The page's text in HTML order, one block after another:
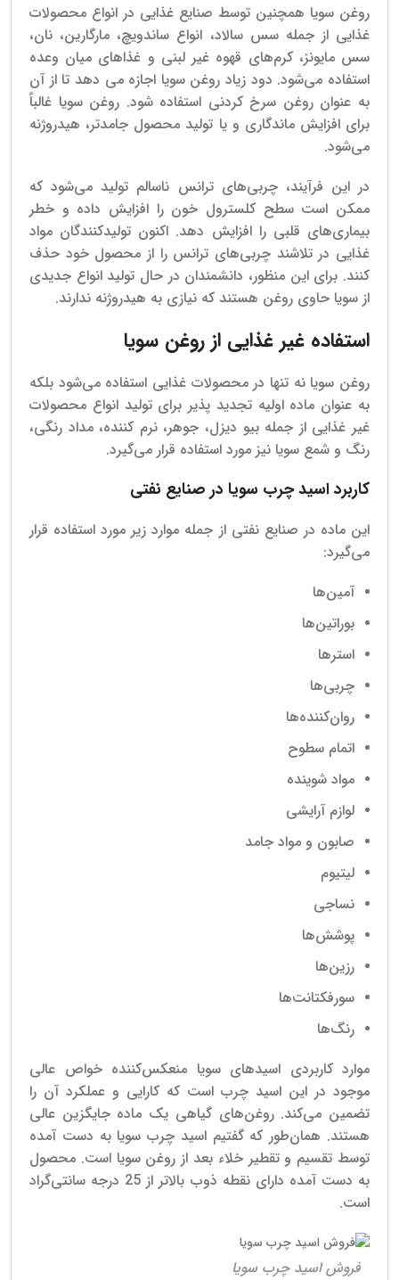
روغن سویا همچنین توسط صنایع غذایی در انواع محصولات
غذایی از جمله سس سالاد، انواع ساندویچ، مارگارین، نان،
سس مایونز، کرم‌های قهوه غیر لبنی و غذاهای میان وعده
استفاده می‌شود. دود زیاد روغن سویا اجازه می دهد تا از آن
به عنوان روغن سرخ کردنی استفاده شود. روغن سویا غالباً
برای افزایش ماندگاری و یا تولید محصول جامد‌تر، هیدروژنه
می‌شود.
در این فرآیند، چربی‌های ترانس ناسالم تولید می‌شود که
ممکن است سطح کلسترول خون را افزایش داده و خطر
بیماری‌های قلبی را افزایش دهد. اکنون تولیدکنندگان مواد
غذایی در تلاشند چربی‌های ترانس را از محصول خود حذف
کنند. برای این منظور، دانشمندان در حال تولید انواع جدیدی
از سویا حاوی روغن هستند که نیازی به هیدروژنه ندارند.
استفاده غیر غذایی از روغن سویا
روغن سویا نه تنها در محصولات غذایی استفاده می‌شود بلکه
به عنوان ماده اولیه تجدید پذیر برای تولید انواع محصولات
غیر غذایی از جمله بیو دیزل، جوهر، نرم کننده، مداد رنگی،
رنگ و شمع سویا نیز مورد استفاده قرار می‌گیرد.
کاربرد اسید چرب سویا در صنایع نفتی
این ماده در صنایع نفتی از جمله موارد زیر مورد استفاده قرار
می‌گیرد:
آمین‌ها
بوراتین‌ها
استرها
چربی‌ها
روان‌کننده‌ها
اتمام سطوح
مواد شوینده
لوازم آرایشی
صابون و مواد جامد
لیتیوم
نساجی
پوشش‌ها
رزین‌ها
سورفکتانت‌ها
رنگ‌ها
موارد کاربردی اسیدهای سویا منعکس‌کننده خواص عالی
موجود در این اسید چرب است که کارایی و عملکرد آن را
تضمین می‌کند. روغن‌های گیاهی یک ماده جایگزین عالی
هستند. همان‌طور که گفتیم اسید چرب سویا به دست آمده
توسط تقسیم و تقطیر خلاء بعد از روغن سویا است. محصول
به دست آمده دارای نقطه‌ ذوب بالاتر از 25 درجه سانتی‌گراد
است.
فروش اسید چرب سویا